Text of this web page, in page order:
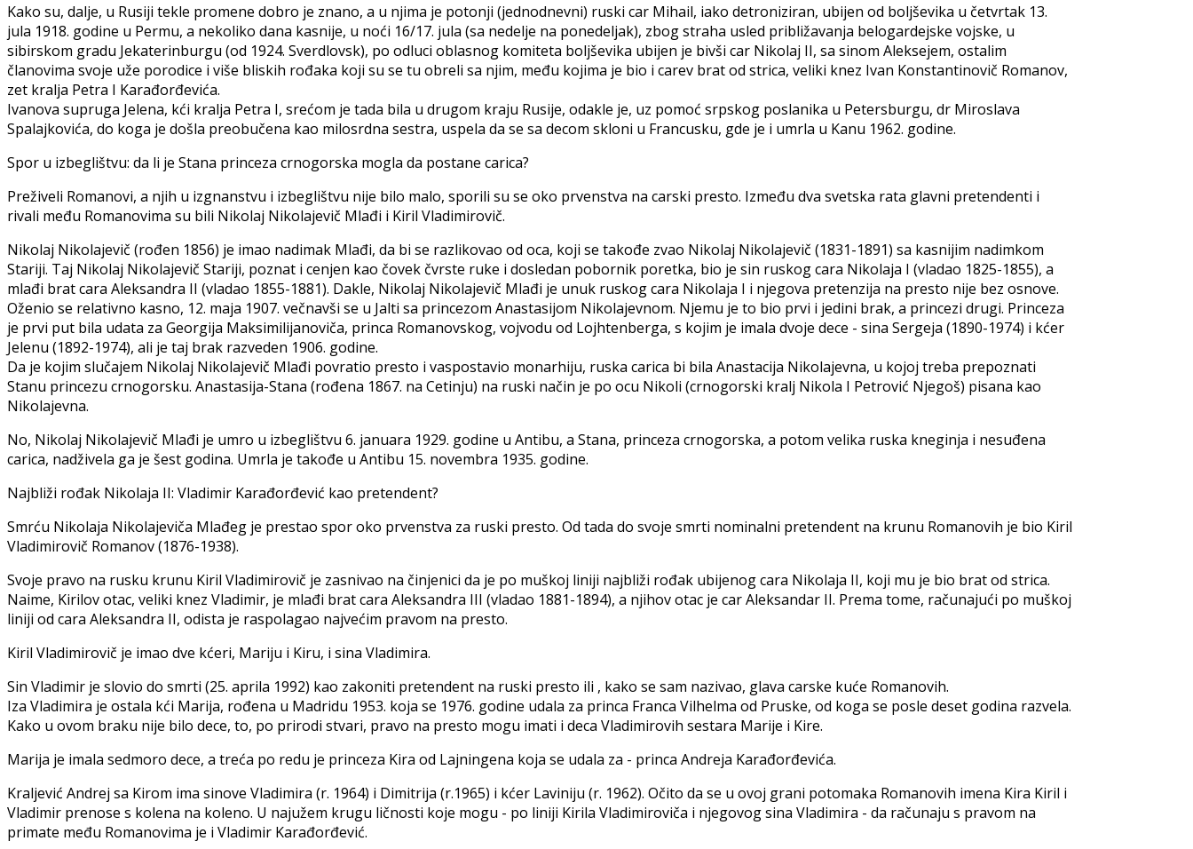
Kako su, dalje, u Rusiji tekle promene dobro je znano, a u njima je potonji (jednodnevni) ruski car Mihail, iako detroniziran, ubijen od boljševika u četvrtak 13.
jula 1918. godine u Permu, a nekoliko dana kasnije, u noći 16/17. jula (sa nedelje na ponedeljak), zbog straha usled približavanja belogardejske vojske, u
sibirskom gradu Jekaterinburgu (od 1924. Sverdlovsk), po odluci oblasnog komiteta boljševika ubijen je bivši car Nikolaj II, sa sinom Aleksejem, ostalim
članovima svoje uže porodice i više bliskih rođaka koji su se tu obreli sa njim, među kojima je bio i carev brat od strica, veliki knez Ivan Konstantinovič Romanov,
zet kralja Petra I Karađorđevića.
Ivanova supruga Jelena, kći kralja Petra I, srećom je tada bila u drugom kraju Rusije, odakle je, uz pomoć srpskog poslanika u Petersburgu, dr Miroslava
Spalajkovića, do koga je došla preobučena kao milosrdna sestra, uspela da se sa decom skloni u Francusku, gde je i umrla u Kanu 1962. godine.
Spor u izbeglištvu: da li je Stana princeza crnogorska mogla da postane carica?
Preživeli Romanovi, a njih u izgnanstvu i izbeglištvu nije bilo malo, sporili su se oko prvenstva na carski presto. Između dva svetska rata glavni pretendenti i
rivali među Romanovima su bili Nikolaj Nikolajevič Mlađi i Kiril Vladimirovič.
Nikolaj Nikolajevič (rođen 1856) je imao nadimak Mlađi, da bi se razlikovao od oca, koji se takođe zvao Nikolaj Nikolajevič (1831-1891) sa kasnijim nadimkom
Stariji. Taj Nikolaj Nikolajevič Stariji, poznat i cenjen kao čovek čvrste ruke i dosledan pobornik poretka, bio je sin ruskog cara Nikolaja I (vladao 1825-1855), a
mlađi brat cara Aleksandra II (vladao 1855-1881). Dakle, Nikolaj Nikolajevič Mlađi je unuk ruskog cara Nikolaja I i njegova pretenzija na presto nije bez osnove.
Oženio se relativno kasno, 12. maja 1907. večnavši se u Jalti sa princezom Anastasijom Nikolajevnom. Njemu je to bio prvi i jedini brak, a princezi drugi. Princeza
je prvi put bila udata za Georgija Maksimilijanoviča, princa Romanovskog, vojvodu od Lojhtenberga, s kojim je imala dvoje dece - sina Sergeja (1890-1974) i kćer
Jelenu (1892-1974), ali je taj brak razveden 1906. godine.
Da je kojim slučajem Nikolaj Nikolajevič Mlađi povratio presto i vaspostavio monarhiju, ruska carica bi bila Anastacija Nikolajevna, u kojoj treba prepoznati
Stanu princezu crnogorsku. Anastasija-Stana (rođena 1867. na Cetinju) na ruski način je po ocu Nikoli (crnogorski kralj Nikola I Petrović Njegoš) pisana kao
Nikolajevna.
No, Nikolaj Nikolajevič Mlađi je umro u izbeglištvu 6. januara 1929. godine u Antibu, a Stana, princeza crnogorska, a potom velika ruska kneginja i nesuđena
carica, nadživela ga je šest godina. Umrla je takođe u Antibu 15. novembra 1935. godine.
Najbliži rođak Nikolaja II: Vladimir Karađorđević kao pretendent?
Smrću Nikolaja Nikolajeviča Mlađeg je prestao spor oko prvenstva za ruski presto. Od tada do svoje smrti nominalni pretendent na krunu Romanovih je bio Kiril
Vladimirovič Romanov (1876-1938).
Svoje pravo na rusku krunu Kiril Vladimirovič je zasnivao na činjenici da je po muškoj liniji najbliži rođak ubijenog cara Nikolaja II, koji mu je bio brat od strica.
Naime, Kirilov otac, veliki knez Vladimir, je mlađi brat cara Aleksandra III (vladao 1881-1894), a njihov otac je car Aleksandar II. Prema tome, računajući po muškoj
liniji od cara Aleksandra II, odista je raspolagao najvećim pravom na presto.
Kiril Vladimirovič je imao dve kćeri, Mariju i Kiru, i sina Vladimira.
Sin Vladimir je slovio do smrti (25. aprila 1992) kao zakoniti pretendent na ruski presto ili , kako se sam nazivao, glava carske kuće Romanovih.
Iza Vladimira je ostala kći Marija, rođena u Madridu 1953. koja se 1976. godine udala za princa Franca Vilhelma od Pruske, od koga se posle deset godina razvela.
Kako u ovom braku nije bilo dece, to, po prirodi stvari, pravo na presto mogu imati i deca Vladimirovih sestara Marije i Kire.
Marija je imala sedmoro dece, a treća po redu je princeza Kira od Lajningena koja se udala za - princa Andreja Karađorđevića.
Kraljević Andrej sa Kirom ima sinove Vladimira (r. 1964) i Dimitrija (r.1965) i kćer Laviniju (r. 1962). Očito da se u ovoj grani potomaka Romanovih imena Kira Kiril i
Vladimir prenose s kolena na koleno. U najužem krugu ličnosti koje mogu - po liniji Kirila Vladimiroviča i njegovog sina Vladimira - da računaju s pravom na
primate među Romanovima je i Vladimir Karađorđević.